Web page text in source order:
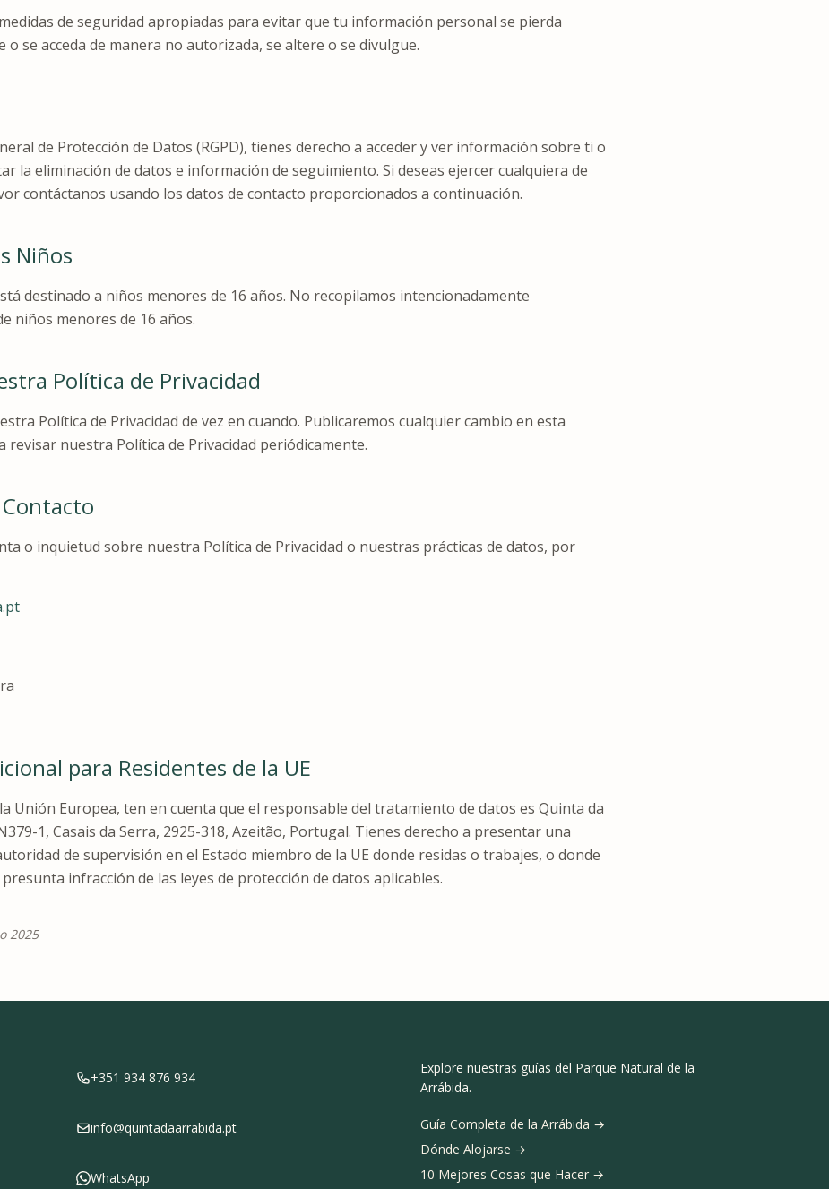
de seguridad apropiadas para evitar que tu información personal se pierda
o se acceda de manera no autorizada, se altere o se divulgue.
de Protección de Datos (RGPD), tienes derecho a acceder y ver información sobre ti o
la eliminación de datos e información de seguimiento. Si deseas ejercer cualquiera de
contáctanos usando los datos de contacto proporcionados a continuación.
Niños
destinado a niños menores de 16 años. No recopilamos intencionadamente
niños menores de 16 años.
Política de Privacidad
Política de Privacidad de vez en cuando. Publicaremos cualquier cambio en esta
revisar nuestra Política de Privacidad periódicamente.
o inquietud sobre nuestra Política de Privacidad o nuestras prácticas de datos, por
para Residentes de la UE
Unión Europea, ten en cuenta que el responsable del tratamiento de datos es Quinta da
1, Casais da Serra, 2925-318, Azeitão, Portugal. Tienes derecho a presentar una
de supervisión en el Estado miembro de la UE donde residas o trabajes, o donde
infracción de las leyes de protección de datos aplicables.
2025
+351 934 876 934
info@quintadaarrabida.pt
WhatsApp
Explore nuestras guías del Parque Natural de la
Arrábida.
Guía Completa de la Arrábida →
Dónde Alojarse →
10 Mejores Cosas que Hacer →